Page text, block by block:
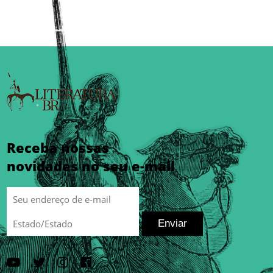
Receba nossas
novidades no seu e-mail
Enviar